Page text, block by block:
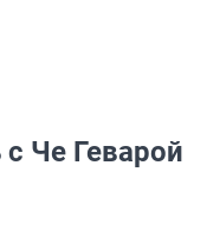
Че Геварой